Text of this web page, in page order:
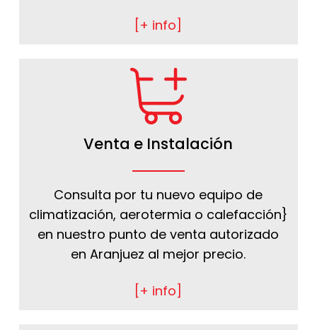
[+ info]
Venta e Instalación
Consulta por tu nuevo equipo de
climatización, aerotermia o calefacción}
en nuestro punto de venta autorizado
en Aranjuez al mejor precio.
[+ info]